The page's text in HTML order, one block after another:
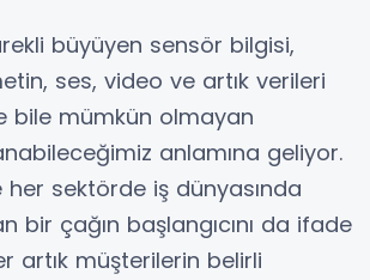
büyüyen sensör bilgisi,
ses, video ve artık verileri
bile mümkün olmayan
anlamına geliyor.
her sektörde iş dünyasında
bir çağın başlangıcını da ifade
artık müşterilerin belirli